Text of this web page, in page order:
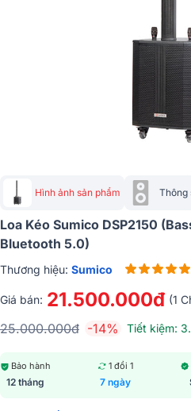
Hình ảnh sản phẩm Thông
Loa Kéo Sumico DSP2150
Bluetooth 5.0)
Thương hiệu: Sumico
Giá bán: 21.500.000đ (1
25.000.000đ -14% Tiết kiệm:
Bảo hành
12 tháng
1 đổi 1
7 ngày